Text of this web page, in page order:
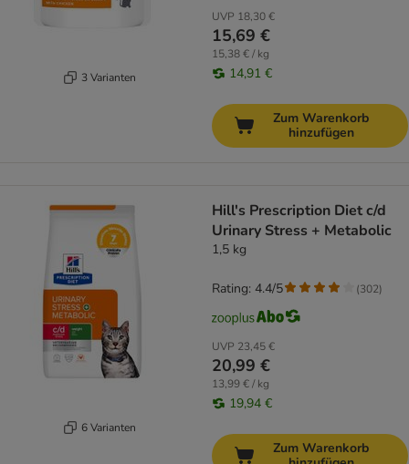
3 Varianten
UVP 18,30 €
15,69 €
15,38 € / kg
14,91 €
Zum Warenkorb
hinzufügen
6 Varianten
Hill's Prescription Diet c/d
Urinary Stress + Metabolic
1,5 kg
UVP 23,45 €
20,99 €
13,99 € / kg
19,94 €
Rating: 4.4/5 (302)
Zum Warenkorb